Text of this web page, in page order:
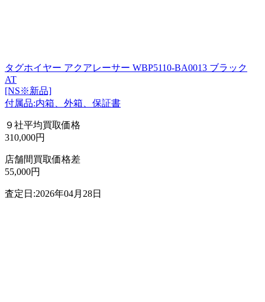
タグホイヤー アクアレーサー WBP5110-BA0013 ブラック
AT
[NS※新品]
付属品:内箱、外箱、保証書
９社平均買取価格
310,000円
店舗間買取価格差
55,000円
査定日:2026年04月28日